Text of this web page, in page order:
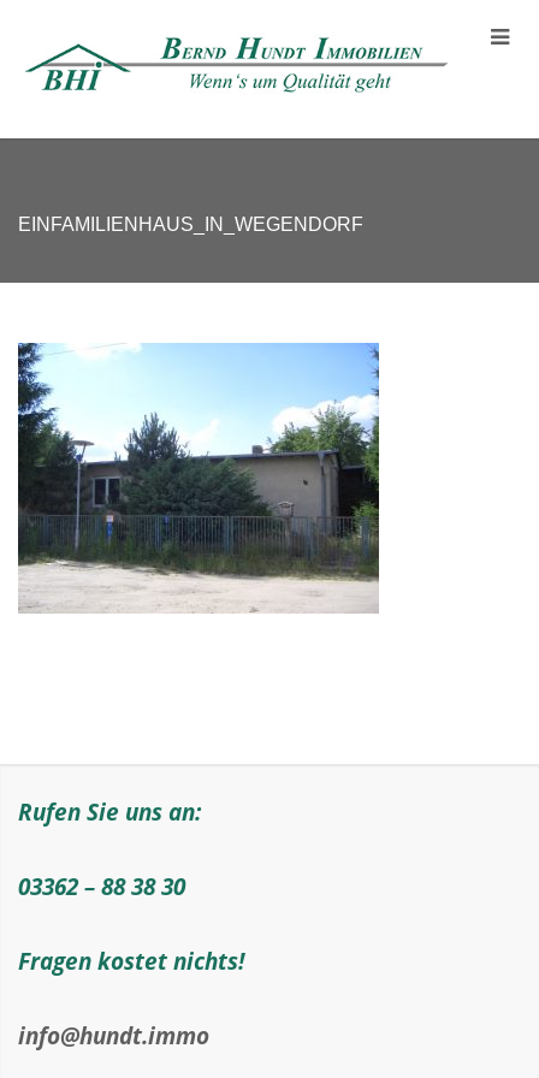
EINFAMILIENHAUS_IN_WEGENDORF
Rufen Sie uns an:
03362 – 88 38 30
Fragen kostet nichts!
info@hundt.immo